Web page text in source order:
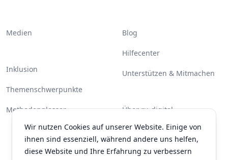
Wir nutzen Cookies auf unserer Website. Einige von
ihnen sind essenziell, während andere uns helfen,
diese Website und Ihre Erfahrung zu verbessern
Medien
Inklusion
Themenschwerpunkte
Methodenglossar
Blog
Hilfecenter
Unterstützen & Mitmachen
Über ru-digital
Partner & Unterstützer
Kontakt